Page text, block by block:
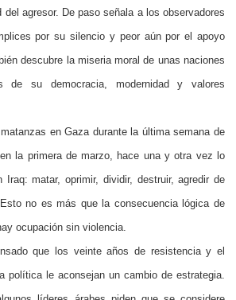
agresor. De paso señala a los observadores
por su silencio y peor aún por el apoyo
descubre la miseria moral de unas naciones
de su democracia, modernidad y valores
en Gaza durante la última semana de
la primera de marzo, hace una y otra vez lo
Iraq: matar, oprimir, dividir, destruir, agredir de
no es más que la consecuencia lógica de
ocupación sin violencia.
que los veinte años de resistencia y el
política le aconsejan un cambio de estrategia.